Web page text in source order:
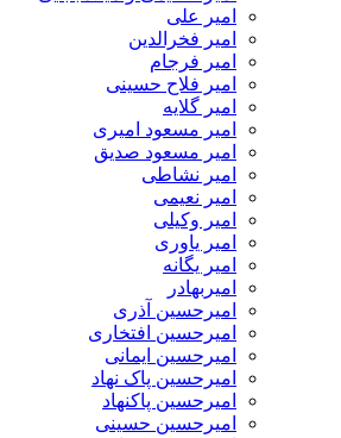
امیر علی
امیر فخرالدین
امیر فرجام
امیر فلاح حسینی
امیر گلایه
امیر مسعود امیری
امیر مسعود صدیق
امیر نشاطی
امیر نعیمی
امیر وکیلی
امیر یاوری
امیر یگانه
امیربهادر
امیرحسین آذری
امیرحسین افتخاری
امیرحسین ایمانی
امیرحسین پاک نهاد
امیرحسین پاکنهاد
امیرحسین حسینی